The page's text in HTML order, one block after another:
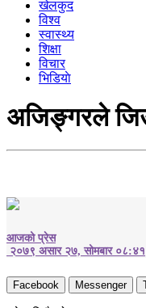
खेलकुद
विश्व
स्वास्थ्य
शिक्षा
विचार
भिडियाे
अजिङ्गरले
आजको प्रेस
२०७९ असार २७, सोमबार ०८:४१
Facebook Messenger